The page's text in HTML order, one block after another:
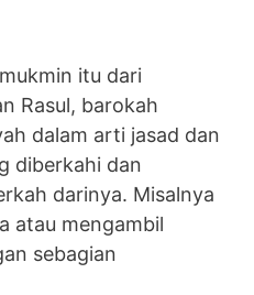
itu dari
Rasul, barokah
dalam arti jasad dan
diberkahi dan
darinya. Misalnya
atau mengambil
sebagian